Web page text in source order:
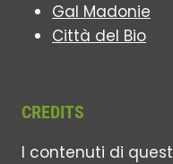
Gal Madonie
Città del Bio
CREDITS
I contenuti di